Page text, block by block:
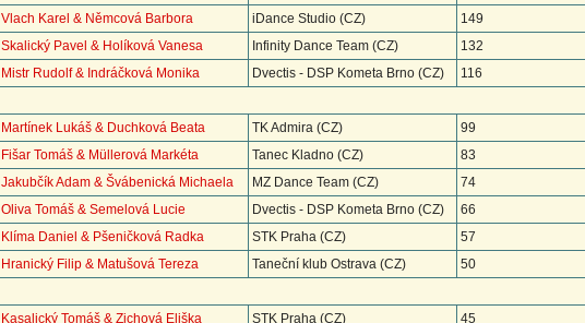
Vlach Karel & Němcová Barbora iDance Studio (CZ) 149
Skalický Pavel & Holíková Vanesa Infinity Dance Team (CZ) 132
Mistr Rudolf & Indráčková Monika Dvectis - DSP Kometa Brno (CZ) 116
Martínek Lukáš & Duchková Beata TK Admira (CZ) 99
Fišar Tomáš & Müllerová Markéta Tanec Kladno (CZ) 83
Jakubčík Adam & Švábenická Michaela MZ Dance Team (CZ) 74
Oliva Tomáš & Semelová Lucie Dvectis - DSP Kometa Brno (CZ) 66
Klíma Daniel & Pšeničková Radka STK Praha (CZ) 57
Hranický Filip & Matušová Tereza Taneční klub Ostrava (CZ) 50
Kasalický Tomáš & Zichová Eliška STK Praha (CZ) 45